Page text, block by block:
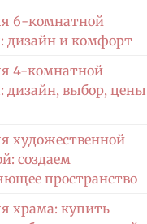
6-комнатной
дизайн и комфорт
4-комнатной
дизайн, выбор, цены
художественной
создаем
пространство
храма: купить